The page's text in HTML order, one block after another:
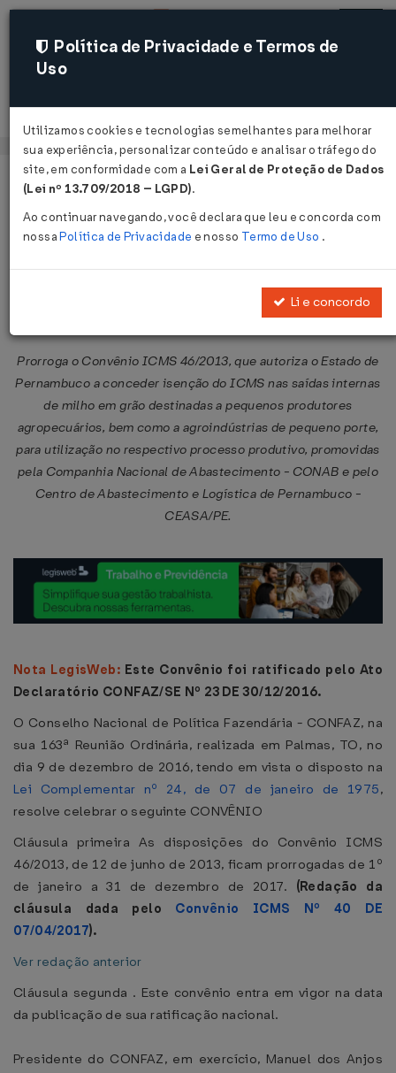
Acessar
Página Inicial Legislações
Convênio ICMS Nº 141 DE
Prorroga o Convênio ICMS 46/2013, que autoriza o Estado de
Pernambuco a conceder isenção do ICMS nas saídas internas
de milho em grão destinadas a pequenos produtores
agropecuários, bem como a agroindústrias de pequeno porte,
para utilização no respectivo processo produtivo, promovidas
pela Companhia Nacional de Abastecimento - CONAB e pelo
Centro de Abastecimento e Logística de Pernambuco -
CEASA/PE.
Nota LegisWeb: Este Convênio foi ratificado pelo Ato
Declaratório CONFAZ/SE Nº 23 DE 30/12/2016.
O Conselho Nacional de Política Fazendária - CONFAZ, na
sua 163ª Reunião Ordinária, realizada em Palmas, TO, no
dia 9 de dezembro de 2016, tendo em vista o disposto na
Lei Complementar nº 24, de 07 de janeiro de 1975,
resolve celebrar o seguinte CONVÊNIO
Cláusula primeira As disposições do Convênio ICMS
46/2013, de 12 de junho de 2013, ficam prorrogadas de 1º
de janeiro a 31 de dezembro de 2017. (Redação da
cláusula dada pelo Convênio ICMS Nº 40 DE
07/04/2017).
Ver redação anterior
Cláusula segunda . Este convênio entra em vigor na data
da publicação de sua ratificação nacional.
Presidente do CONFAZ, em exercício, Manuel dos Anjos
Política de Privacidade e Termos de
Uso
Utilizamos cookies e tecnologias semelhantes para melhorar
sua experiência, personalizar conteúdo e analisar o tráfego do
site, em conformidade com a Lei Geral de Proteção de Dados
(Lei nº 13.709/2018 – LGPD).
Ao continuar navegando, você declara que leu e concorda com
nossaPolítica de Privacidade e nosso Termo de Uso .
Li e concordo